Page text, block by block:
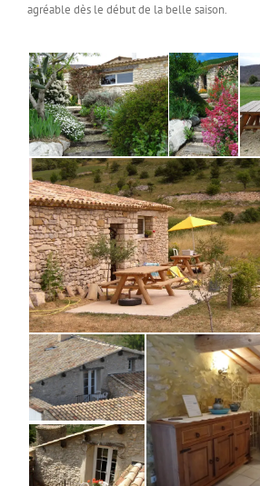
agréable dès le début de la belle saison.